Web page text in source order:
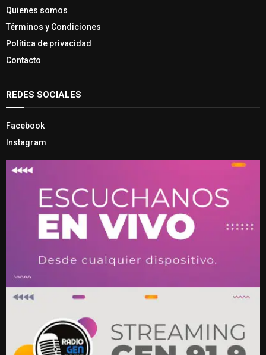
Quienes somos
Términos y Condiciones
Política de privacidad
Contacto
REDES SOCIALES
Facebook
Instagram